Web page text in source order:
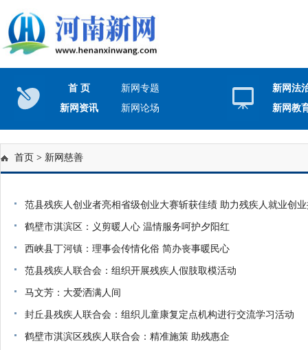
首 页
新网专题
新网资讯
新网论场
新网法
新网教
首页 > 新网慈善
范县残疾人创业者亮相省级创业大赛斩获佳绩 助力残疾人就业创
鹤壁市淇滨区：义剪暖人心 温情服务呵护夕阳红
西峡县丁河镇：理事会传情化俗 简办丧事暖民心
范县残疾人联合会：组织开展残疾人假肢取模活动
马文芳：大爱洒满人间
封丘县残疾人联合会：组织儿童康复定点机构进行交流学习活动
鹤壁市淇滨区残疾人联合会：精准施策 助残惠企